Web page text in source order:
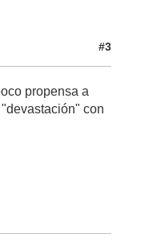
#3
propensa a
con